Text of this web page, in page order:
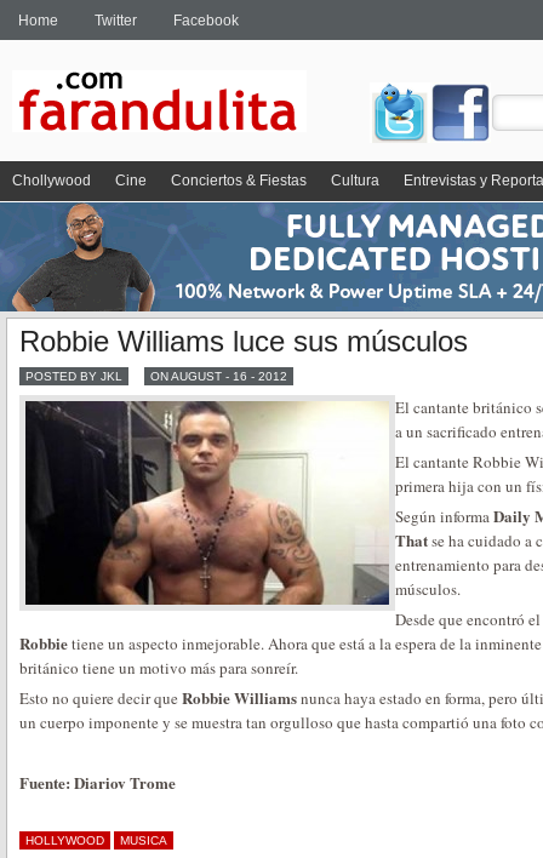
Home Twitter Facebook
Chollywood Cine Conciertos & Fiestas Cultura Entrevistas y
Robbie Williams luce sus músculos
POSTED BY JKL ON AUGUST - 16 - 2012
El cantante británico
a un sacrificado
El cantante Robbie
primera hija con un
Según informaDaily
Thatse ha cuidado a
entrenamiento para
músculos.
Desde que encontró
Robbietiene un aspecto inmejorable. Ahora que está a la espera de la
británico tiene un motivo más para sonreír.
Esto no quiere decir que Robbie Williamsnunca haya estado en forma, pero
un cuerpo imponente y se muestra tan orgulloso que hasta compartió una foto
Fuente: Diariov Trome
HOLLYWOOD MUSICA